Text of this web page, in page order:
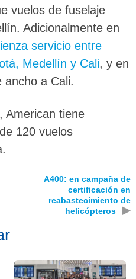
vuelos de fuselaje
Adicionalmente en
servicio entre
Medellín y Cali, y en
ancho a Cali.
American tiene
120 vuelos
A400: en campaña de
certificación en
reabastecimiento de
helicópteros
▶